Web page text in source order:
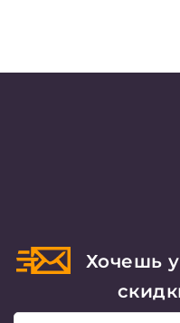
Хочешь